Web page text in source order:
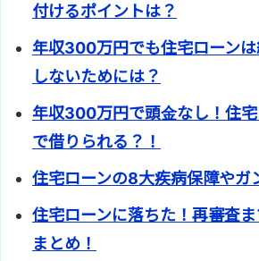
付けるポイントは？
年収300万円でも住宅ローン
しないためには？
年収300万円で頭金なし！住
で借りられる？！
住宅ローンの8大疾病保障やガ
住宅ローンに落ちた！再審査
まとめ！